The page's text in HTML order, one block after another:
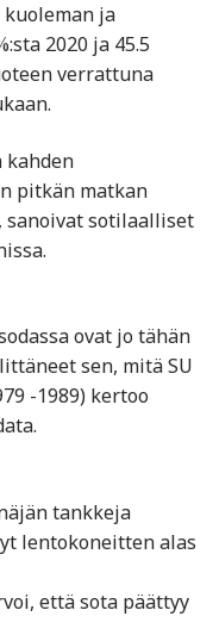
kuoleman ja
2020 ja 45.5
verrattuna
kahden
pitkän matkan
sotilaalliset
ovat jo tähän
sen, mitä SU
-1989) kertoo
tankkeja
lentokoneitten alas
että sota päättyy